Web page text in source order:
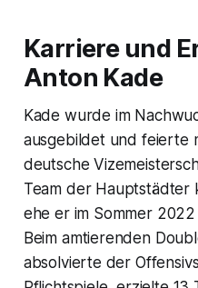
Karriere und
Anton Kade
Kade wurde im
ausgebildet und feierte
deutsche
Team der Hauptstädter
ehe er im Sommer
Beim amtierenden
absolvierte der